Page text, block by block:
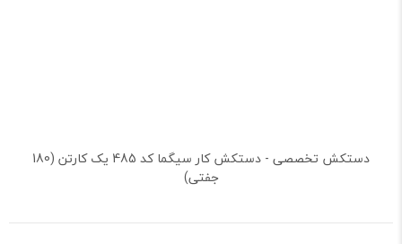
دستکش تخصصی - دستکش کار سیگما کد 485 یک کارتن (180
جفتی)